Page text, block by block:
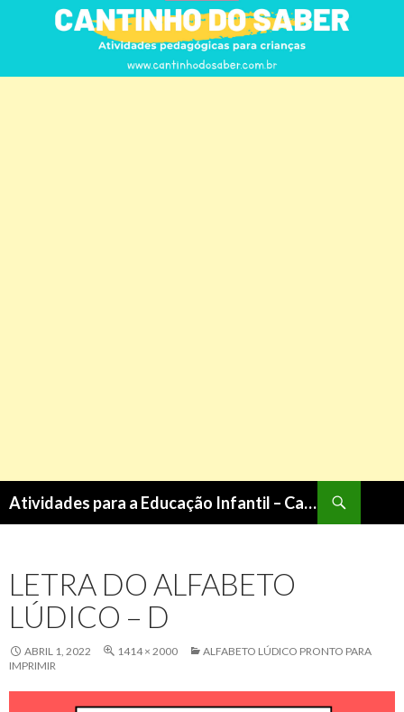
Atividades para a Educação Infantil – Cantinho do Saber
CONTEÚDO
LETRA DO ALFABETO
LÚDICO – D
ABRIL 1, 2022 1414 × 2000
ALFABETO LÚDICO PRONTO PARA
IMPRIMIR